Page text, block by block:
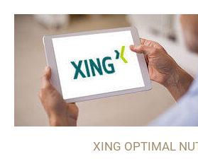
XING OPTIMAL